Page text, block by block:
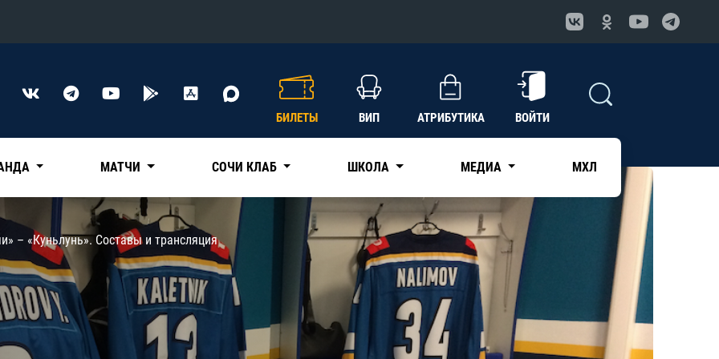
Конференция «Восток»
Нефтехимик
Трактор
Дивизион Чернышева
Авангард
Адмирал
КХЛ
БИЛЕТЫ ВИП АТРИБУТИКА ВОЙТИ
МАТЧИ СОЧИ КЛАБ ШКОЛА МЕДИА МХЛ
– «Куньлунь». Составы и трансляция